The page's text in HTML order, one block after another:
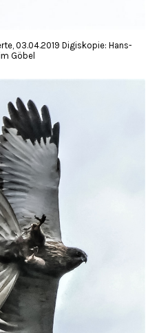
03.04.2019 Digiskopie: Hans-
Göbel